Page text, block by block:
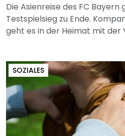
Die Asienreise des FC
Testspielsieg zu Ende.
geht es in der Heimat mit der
SOZIALES